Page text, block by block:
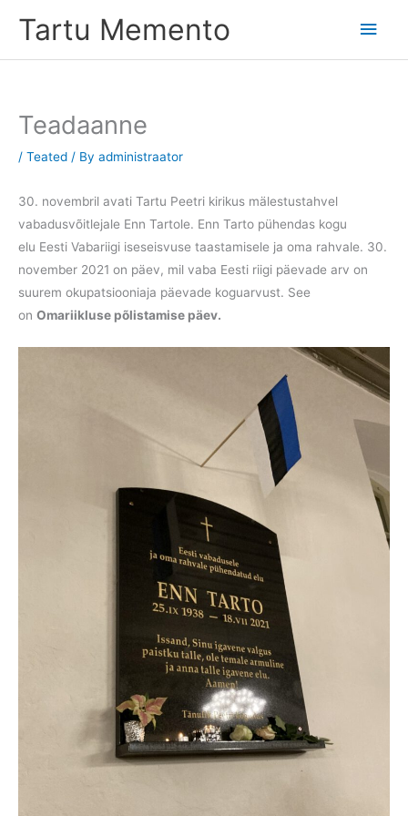
Tartu Memento
Main
Teadaanne
/ Teated / By administraator
30. novembril avati Tartu Peetri kirikus mälestustahvel
vabadusvõitlejale Enn Tartole. Enn Tarto pühendas kogu
elu Eesti Vabariigi iseseisvuse taastamisele ja oma rahvale. 30.
november 2021 on päev, mil vaba Eesti riigi päevade arv on
suurem okupatsiooniaja päevade koguarvust. See
on Omariikluse põlistamise päev.